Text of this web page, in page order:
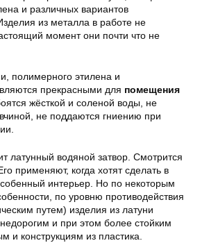
и различных вариантов
из металла в работе не
момент они почти что не
полимерного этилена и
прекрасными для помещения
жёсткой и соленой воды, не
не поддаются гниению при
латунный водяной затвор. Смотрится
применяют, когда хотят сделать в
интерьер. Но по некоторым
по уровню противодействия
путем) изделия из латуни
и при этом более стойким
и конструкциям из пластика.